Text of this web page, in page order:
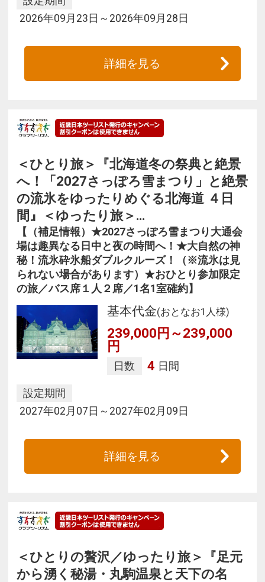
2026年09月23日～2026年09月28日
詳細を見る
＜ひとり旅＞『北海道冬の祭典と絶景
へ！「2027さっぽろ雪まつり」と絶景
の流氷をゆったりめぐる北海道 ４日
間』＜ゆったり旅＞…
【（補足情報）★2027さっぽろ雪まつり大通会
場は趣異なる日中と夜の時間へ！★大自然の神
秘！流氷砕氷船ダブルクルーズ！（※流氷は見
られない場合があります）★おひとり参加限定
の旅／バス席１人２席／1名1室確約】
基本代金(おとなお1人様)
239,000円～239,000
円
日数 4 日間
設定期間
2027年02月07日～2027年02月09日
詳細を見る
＜ひとりの贅沢／ゆったり旅＞『足元
から湧く秘湯・丸駒温泉と天下の名